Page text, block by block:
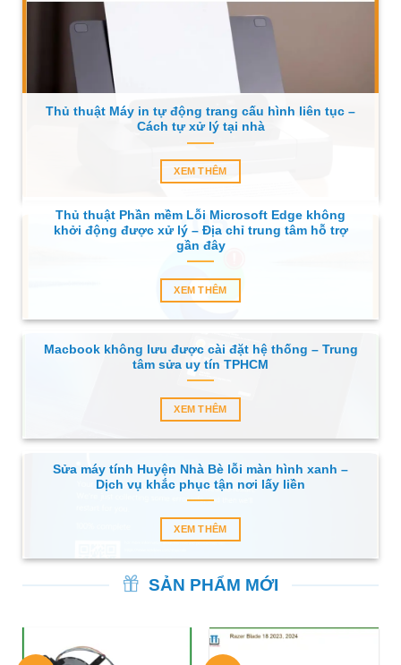
Thủ thuật Máy in tự động trang cấu hình liên tục –
Cách tự xử lý tại nhà
XEM THÊM
Thủ thuật Phần mềm Lỗi Microsoft Edge không
khởi động được xử lý – Địa chỉ trung tâm hỗ trợ
gần đây
XEM THÊM
Macbook không lưu được cài đặt hệ thống – Trung
tâm sửa uy tín TPHCM
XEM THÊM
Sửa máy tính Huyện Nhà Bè lỗi màn hình xanh –
Dịch vụ khắc phục tận nơi lấy liền
XEM THÊM
SẢN PHẨM MỚI